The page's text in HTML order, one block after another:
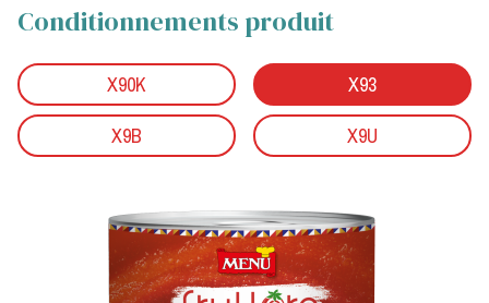
Conditionnements produit
X90K
X93
X9B
X9U